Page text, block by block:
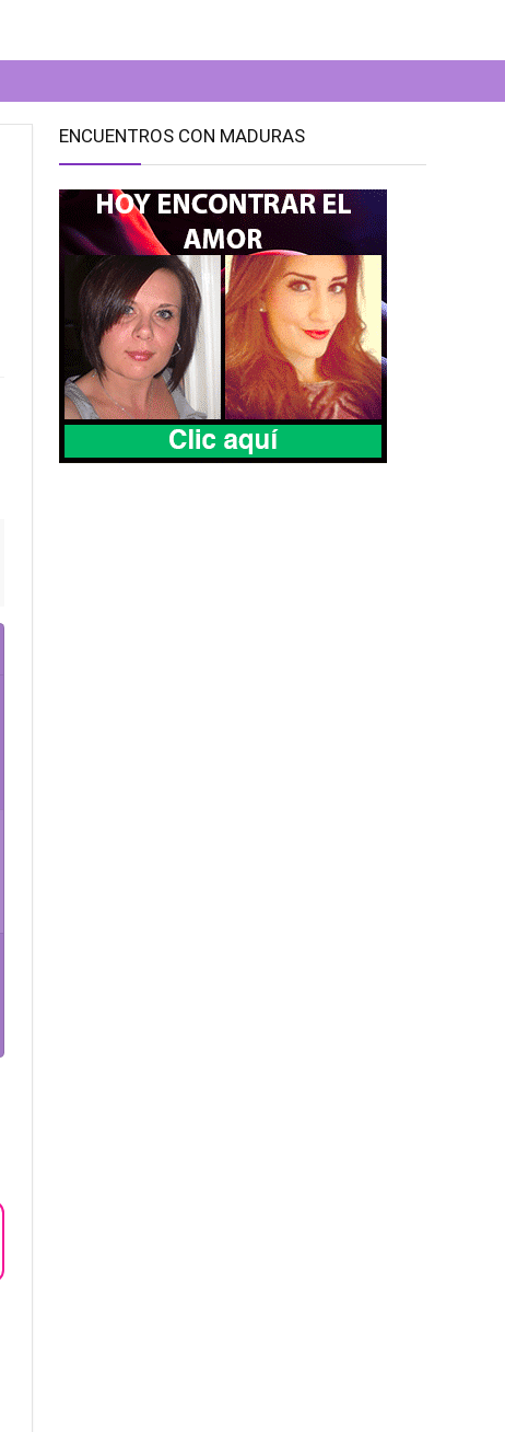
ENCUENTROS CON MADURAS